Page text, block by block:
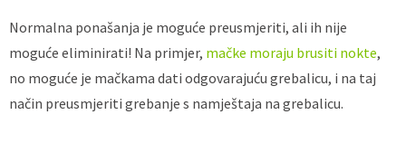
Normalna ponašanja je moguće preusmjeriti, ali ih nije
moguće eliminirati! Na primjer, mačke moraju brusiti nokte,
no moguće je mačkama dati odgovarajuću grebalicu, i na taj
način preusmjeriti grebanje s namještaja na grebalicu.